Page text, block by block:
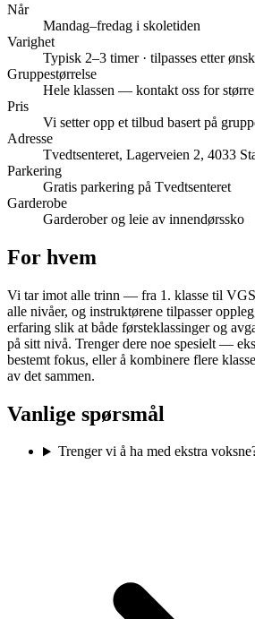
Når
Mandag–fredag i skoletiden
Varighet
Typisk 2–3 timer · tilpasses etter
Gruppestørrelse
Hele klassen — kontakt oss for
Pris
Vi setter opp et tilbud basert på
Adresse
Tvedtsenteret, Lagerveien 2, 4033
Parkering
Gratis parkering på Tvedtsenteret
Garderobe
Garderober og leie av innendørssko
For hvem
Vi tar imot alle trinn — fra 1. klasse til
alle nivåer, og instruktørene tilpasser
erfaring slik at både førsteklassinger og
på sitt nivå. Trenger dere noe spesielt —
bestemt fokus, eller å kombinere flere
av det sammen.
Vanlige spørsmål
Trenger vi å ha med ekstra